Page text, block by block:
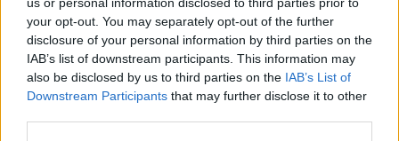
your opt-out. You may separately opt-out of the further
disclosure of your personal information by third parties on the
IAB’s list of downstream participants. This information may
also be disclosed by us to third parties on the IAB’s List of
Downstream Participants that may further disclose it to other
alatt és mellett üzemel(t), de magyarázatot is
ad számtalan dologra. Feltárja az enyingi
romák és a Veszprém-környéki verőemberek
konfliktusait, a Cozma-gyilkosságot, a
siófoki, balatonalmádi és alsóörsi diszkók
történetét, és persze érintőlegesen azt is,